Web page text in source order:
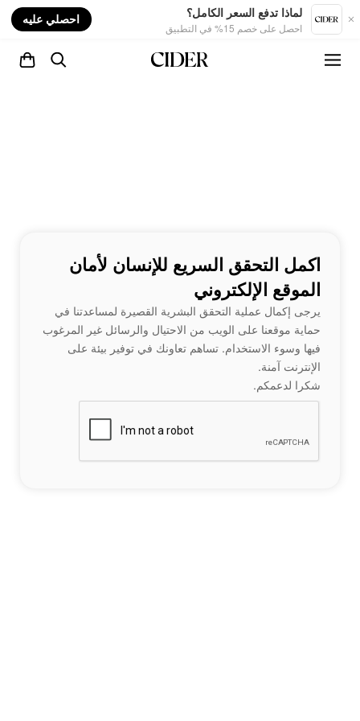
لماذا تدفع السعر الكامل؟
احصل على خصم 15% في التطبيق
احصلي عليه
اكمل التحقق السريع للإنسان لأمان
الموقع الإلكتروني
يرجى إكمال عملية التحقق البشرية القصيرة لمساعدتنا في
حماية موقعنا على الويب من الاحتيال والرسائل غير المرغوب
فيها وسوء الاستخدام. تساهم تعاونك في توفير بيئة على
الإنترنت آمنة.
شكرا لدعمكم.